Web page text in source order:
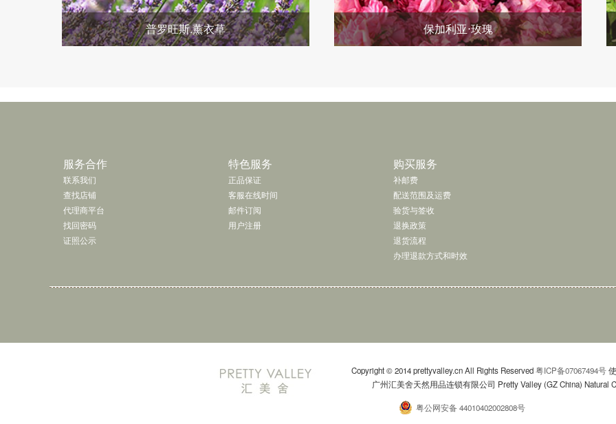
普罗旺斯.薰衣草 保加利亚⋅玫瑰
服务合作
联系我们
查找店铺
代理商平台
找回密码
证照公示
特色服务
正品保证
客服在线时间
邮件订阅
用户注册
购买服务
补邮费
配送范围及运费
验货与签收
退换政策
退货流程
办理退款方式和时效
Copyright © 2014 prettyvalley.cn All Rights Reserved粤ICP备07067494号
广州汇美舍天然用品连锁有限公司 Pretty Valley (GZ China) Natural
粤公网安备 44010402002808号